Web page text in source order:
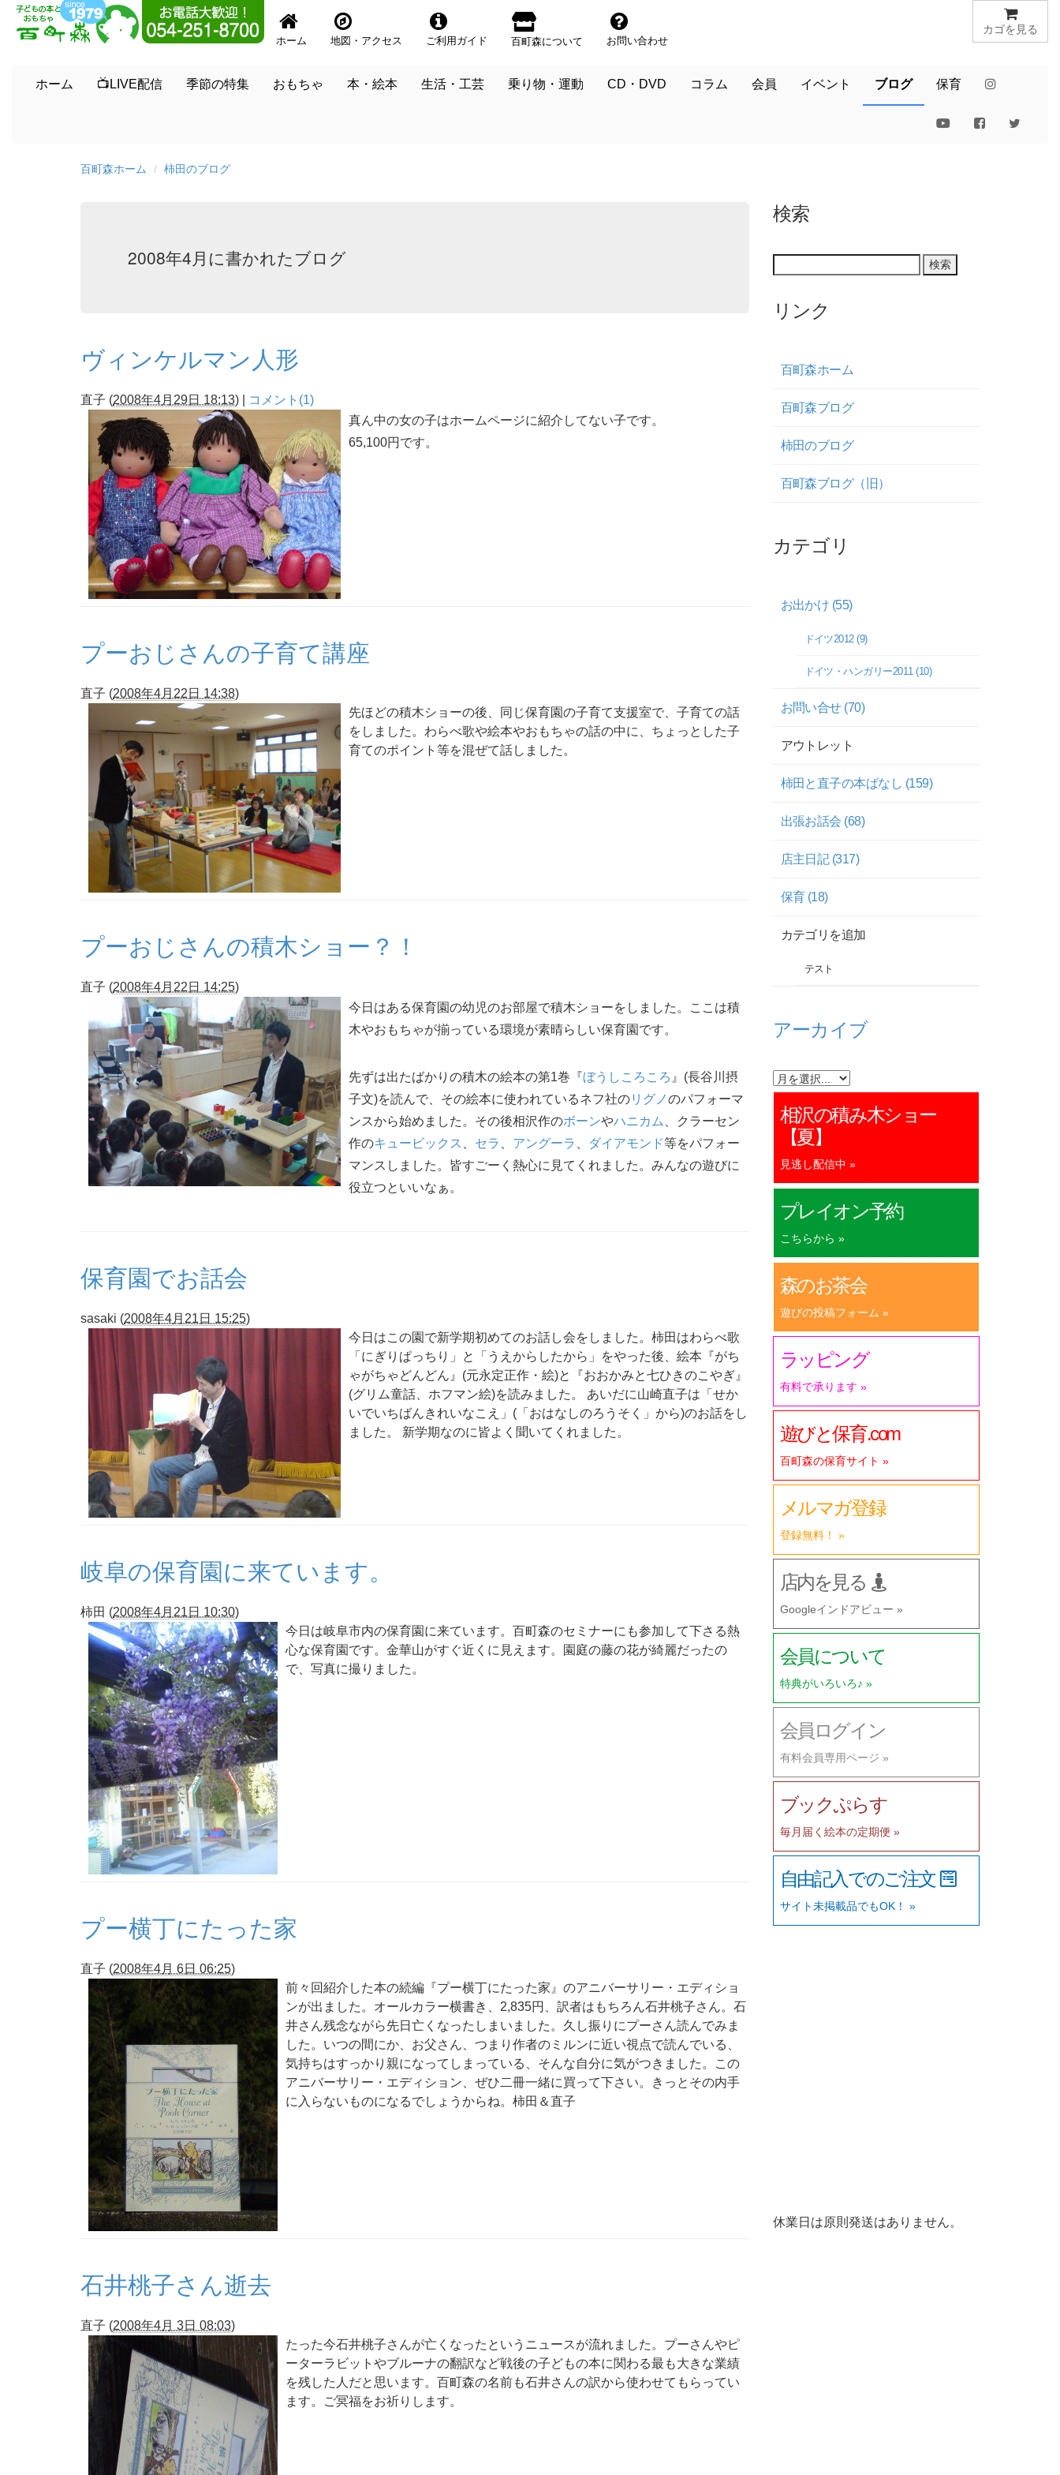
カゴを見る
ホーム 地図・アクセス ご利用ガイド 百町森について お問い合わせ
ホーム 📺LIVE配信 季節の特集 おもちゃ 本・絵本 生活・工芸 乗り物・運動 CD・DVD コラム 会員 イベント ブログ 保育
百町森ホーム 柿田のブログ
2008年4月に書かれたブログ
ヴィンケルマン人形
直子 (2008年4月29日 18:13)
コメント(1)
真ん中の女の子はホームページに紹介してない子です。
65,100円です。
プーおじさんの子育て講座
直子 (2008年4月22日 14:38)
先ほどの積木ショーの後、同じ保育園の子育て支援室で、子育ての話
をしました。わらべ歌や絵本やおもちゃの話の中に、ちょっとした子
育てのポイント等を混ぜて話しました。
プーおじさんの積木ショー？！
直子 (2008年4月22日 14:25)
今日はある保育園の幼児のお部屋で積木ショーをしました。ここは積
木やおもちゃが揃っている環境が素晴らしい保育園です。
先ずは出たばかりの積木の絵本の第1巻『ぼうしころころ 』(長谷川摂
子文)を読んで、その絵本に使われているネフ社のリグノのパフォーマ
ンスから始めました。その後相沢作のボーンやハニカム
、クラーセン
作のキュービックス セラ アングーラ ダイアモンド等をパフォー
マンスしました。皆すごーく熱心に見てくれました。みんなの遊びに
役立つといいなぁ。
保育園でお話会
sasaki (2008年4月21日 15:25)
今日はこの園で新学期初めてのお話し会をしました。柿田はわらべ歌
「にぎりぱっちり」と「うえからしたから」をやった後、絵本『がち
ゃがちゃどんどん』(元永定正作・絵)と『おおかみと七ひきのこやぎ』
(グリム童話、ホフマン絵)を読みました。 あいだに山崎直子は「せか
いでいちばんきれいなこえ」(「おはなしのろうそく」から)のお話をし
ました。 新学期なのに皆よく聞いてくれました。
岐阜の保育園に来ています。
柿田 (2008年4月21日 10:30)
今日は岐阜市内の保育園に来ています。百町森のセミナーにも参加して下さる熱
心な保育園です。金華山がすぐ近くに見えます。園庭の藤の花が綺麗だったの
で、写真に撮りました。
プー横丁にたった家
直子 (2008年4月 6日 06:25)
前々回紹介した本の続編『プー横丁にたった家』のアニバーサリー・エディショ
ンが出ました。オールカラー横書き、2,835円、訳者はもちろん石井桃子さん。石
井さん残念ながら先日亡くなったしまいました。久し振りにプーさん読んでみま
した。いつの間にか、お父さん、つまり作者のミルンに近い視点で読んでいる、
気持ちはすっかり親になってしまっている、そんな自分に気がつきました。この
アニバーサリー・エディション、ぜひ二冊一緒に買って下さい。きっとその内手
に入らないものになるでしょうからね。柿田＆直子
石井桃子さん逝去
直子 (2008年4月 3日 08:03)
たった今石井桃子さんが亡くなったというニュースが流れました。プーさんやピ
ーターラビットやブルーナの翻訳など戦後の子どもの本に関わる最も大きな業績
を残した人だと思います。百町森の名前も石井さんの訳から使わせてもらってい
ます。ご冥福をお祈りします。
検索
リンク
百町森ホーム
百町森ブログ
柿田のブログ
百町森ブログ（旧）
カテゴリ
お出かけ (55)
ドイツ2012 (9)
ドイツ・ハンガリー2011 (10)
お問い合せ (70)
アウトレット
柿田と直子の本ばなし (159)
出張お話会 (68)
店主日記 (317)
保育 (18)
カテゴリを追加
テスト
アーカイブ
相沢の積み木ショー
【夏】
見逃し配信中 »
プレイオン予約
こちらから »
森のお茶会
遊びの投稿フォーム »
ラッピング
有料で承ります »
遊びと保育.com
百町森の保育サイト »
メルマガ登録
登録無料！ »
店内を見る
Googleインドアビュー »
会員について
特典がいろいろ♪ »
会員ログイン
有料会員専用ページ »
ブックぷらす
毎月届く絵本の定期便 »
自由記入でのご注文
サイト未掲載品でもOK！ »
休業日は原則発送はありません。